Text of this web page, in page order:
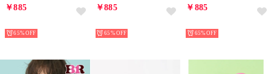
￥885
65%
￥885
65%
￥885
65%